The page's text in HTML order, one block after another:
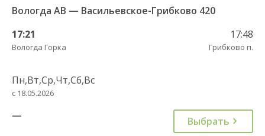
Вологда АВ — Васильевское-Грибково 420
17:21
Вологда Горка
17:48
Грибково п.
Пн,Вт,Ср,Чт,Сб,Вс
с 18.05.2026
— Выбрать